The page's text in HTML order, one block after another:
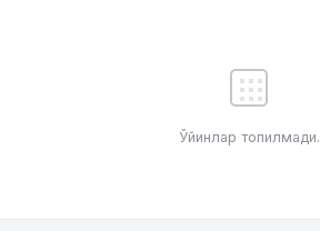
Ўйинлар топилмади.